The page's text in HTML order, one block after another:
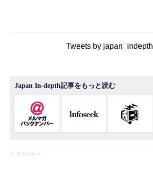
Tweets by japan_indepth
Japan In-depth記事をもっと読む
※ スポンサー